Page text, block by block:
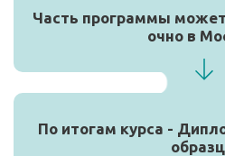
Часть программы
очно в
По итогам курса -